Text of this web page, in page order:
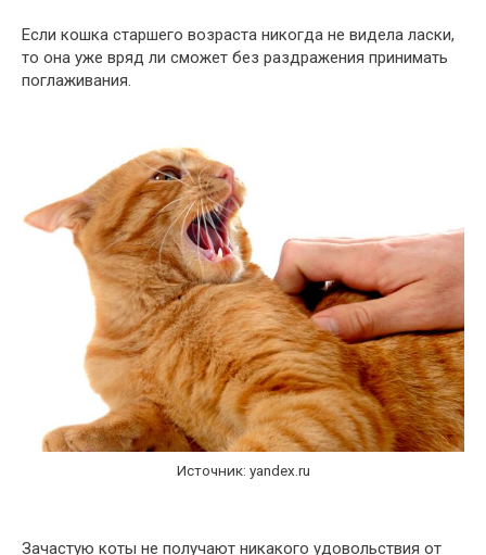
Если кошка старшего возраста никогда не видела ласки,
то она уже вряд ли сможет без раздражения принимать
поглаживания.
Источник: yandex.ru
Зачастую коты не получают никакого удовольствия от